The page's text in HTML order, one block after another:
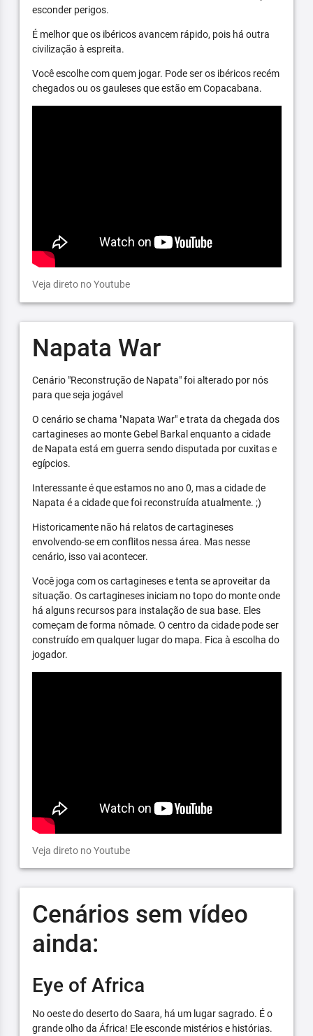
esconder perigos.
É melhor que os ibéricos avancem rápido, pois há outra
civilização à espreita.
Você escolhe com quem jogar. Pode ser os ibéricos recém
chegados ou os gauleses que estão em Copacabana.
Veja direto no Youtube
Napata War
Cenário "Reconstrução de Napata" foi alterado por nós
para que seja jogável
O cenário se chama "Napata War" e trata da chegada dos
cartagineses ao monte Gebel Barkal enquanto a cidade
de Napata está em guerra sendo disputada por cuxitas e
egípcios.
Interessante é que estamos no ano 0, mas a cidade de
Napata é a cidade que foi reconstruída atualmente. ;)
Historicamente não há relatos de cartagineses
envolvendo-se em conflitos nessa área. Mas nesse
cenário, isso vai acontecer.
Você joga com os cartagineses e tenta se aproveitar da
situação. Os cartagineses iniciam no topo do monte onde
há alguns recursos para instalação de sua base. Eles
começam de forma nômade. O centro da cidade pode ser
construído em qualquer lugar do mapa. Fica à escolha do
jogador.
Veja direto no Youtube
Cenários sem vídeo
ainda:
Eye of Africa
No oeste do deserto do Saara, há um lugar sagrado. É o
grande olho da África! Ele esconde mistérios e histórias.